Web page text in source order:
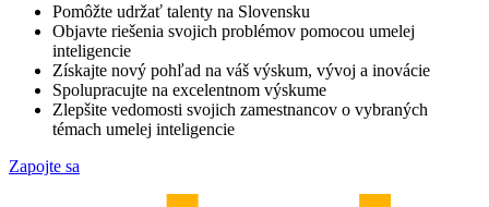
Pomôžte udržať talenty na Slovensku
Objavte riešenia svojich problémov pomocou umelej
inteligencie
Získajte nový pohľad na váš výskum, vývoj a inovácie
Spolupracujte na excelentnom výskume
Zlepšite vedomosti svojich zamestnancov o vybraných
témach umelej inteligencie
Zapojte sa